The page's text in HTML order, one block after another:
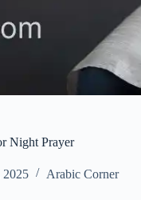
Night Prayer
2025 Arabic Corner